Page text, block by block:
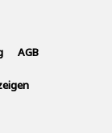
AGB